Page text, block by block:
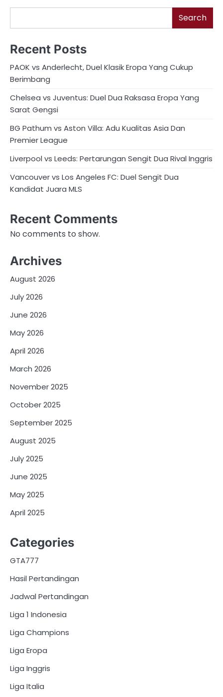
Search
Recent Posts
PAOK vs Anderlecht, Duel Klasik Eropa Yang Cukup
Berimbang
Chelsea vs Juventus: Duel Dua Raksasa Eropa Yang
Sarat Gengsi
BG Pathum vs Aston Villa: Adu Kualitas Asia Dan
Premier League
Liverpool vs Leeds: Pertarungan Sengit Dua Rival Inggris
Vancouver vs Los Angeles FC: Duel Sengit Dua
Kandidat Juara MLS
Recent Comments
No comments to show.
Archives
August 2026
July 2026
June 2026
May 2026
April 2026
March 2026
November 2025
October 2025
September 2025
August 2025
July 2025
June 2025
May 2025
April 2025
Categories
GTA777
Hasil Pertandingan
Jadwal Pertandingan
Liga 1 Indonesia
Liga Champions
Liga Eropa
Liga Inggris
Liga Italia